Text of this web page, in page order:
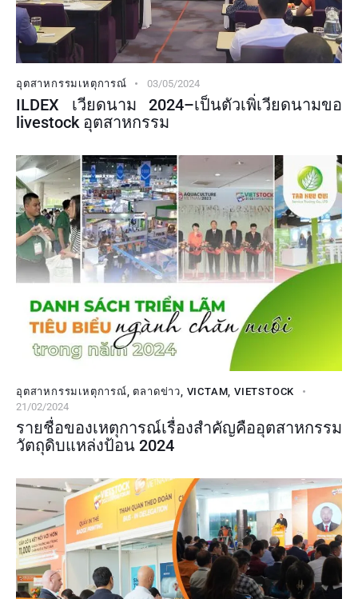
อุตสาหกรรมเหตุการณ์ 03/05/2024
ILDEX เวียดนาม 2024–เป็นตัวเพิ่เวียดนามขอ
livestock อุตสาหกรรม
อุตสาหกรรมเหตุการณ์, ตลาดข่าว, VICTAM,VIETSTOCK
21/02/2024
รายชื่อของเหตุการณ์เรื่องสำคัญคืออุตสาหกรรม
วัตถุดิบแหล่งป้อน 2024